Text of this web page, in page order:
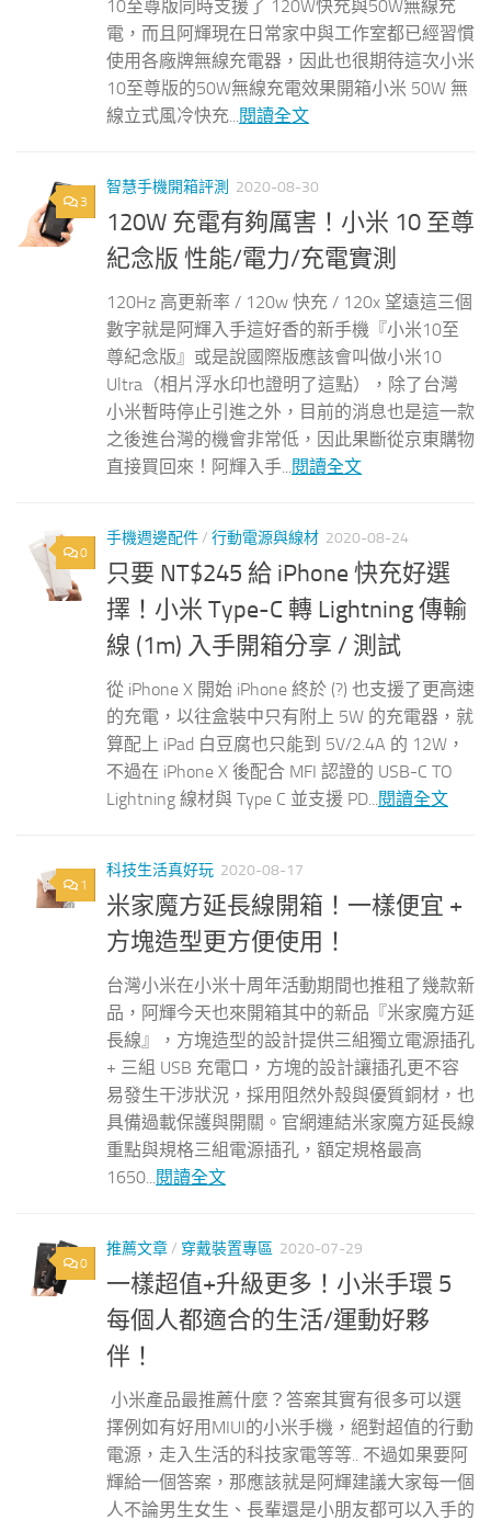
10至尊版同時支援了 120W快充與50W無線充
電，而且阿輝現在日常家中與工作室都已經習慣
使用各廠牌無線充電器，因此也很期待這次小米
10至尊版的50W無線充電效果開箱小米 50W 無
線立式風冷快充... 閱讀全文
3
智慧手機開箱評測 2020-08-30
120W 充電有夠厲害！小米 10 至尊
紀念版 性能/電力/充電實測
120Hz 高更新率 / 120w 快充 / 120x 望遠這三個
數字就是阿輝入手這好香的新手機『小米10至
尊紀念版』或是說國際版應該會叫做小米10
Ultra（相片浮水印也證明了這點），除了台灣
小米暫時停止引進之外，目前的消息也是這一款
之後進台灣的機會非常低，因此果斷從京東購物
直接買回來！阿輝入手... 閱讀全文
0
手機週邊配件/ 行動電源與線材 2020-08-24
只要 NT$245 給 iPhone 快充好選
擇！小米 Type-C 轉 Lightning 傳輸
線 (1m) 入手開箱分享 / 測試
從 iPhone X 開始 iPhone 終於 (?) 也支援了更高速
的充電，以往盒裝中只有附上 5W 的充電器，就
算配上 iPad 白豆腐也只能到 5V/2.4A 的 12W，
不過在 iPhone X 後配合 MFI 認證的 USB-C TO
Lightning 線材與 Type C 並支援 PD...閱讀全文
1
科技生活真好玩 2020-08-17
米家魔方延長線開箱！一樣便宜 +
方塊造型更方便使用！
台灣小米在小米十周年活動期間也推租了幾款新
品，阿輝今天也來開箱其中的新品『米家魔方延
長線』，方塊造型的設計提供三組獨立電源插孔
+ 三組 USB 充電口，方塊的設計讓插孔更不容
易發生干涉狀況，採用阻然外殼與優質銅材，也
具備過載保護與開關。官網連結米家魔方延長線
重點與規格三組電源插孔，額定規格最高
1650...閱讀全文
0
推薦文章/ 穿戴裝置專區 2020-07-29
一樣超值+升級更多！小米手環 5
每個人都適合的生活/運動好夥
伴！
小米產品最推薦什麼？答案其實有很多可以選
擇例如有好用MIUI的小米手機，絕對超值的行動
電源，走入生活的科技家電等等.. 不過如果要阿
輝給一個答案，那應該就是阿輝建議大家每一個
人不論男生女生、長輩還是小朋友都可以入手的